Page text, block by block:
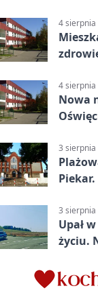
4 sierpnia
4 sierpnia
Nowa
3 sierpnia
3 sierpnia
Upał
życiu.